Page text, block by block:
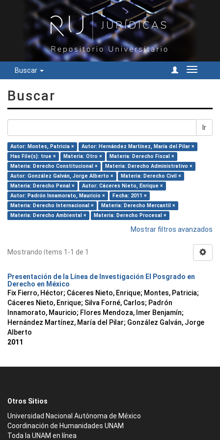
Buscar
Cambiar
Buscar
Ir
Autor: Montes, Patricia ×
Autor: Hernández Martínez, María del Pilar ×
Has File(s): true ×
Materia: Otro ×
Materia: Derecho Fiscal ×
Materia: Derecho Constitucional ×
Materia: Derecho Administrativo ×
Autor: González Galván, Jorge Alberto ×
Materia: Derecho Civil ×
Materia: Derecho Penal ×
Autor: Cáceres Nieto, Enrique ×
Autor: Padrón Innamorato, Mauricio ×
Fecha: 2011 ×
Materia: Derecho Internacional ×
Materia: Derecho Mercantil ×
Materia: Derecho Ambiental ×
Materia: Derecho Procesal ×
Mostrar filtros avanzados
Mostrando ítems 1-1 de 1
Presentación de la Línea de Investigación El Posgrado en
Derecho en México
Fix Fierro, Héctor; Cáceres Nieto, Enrique; Montes, Patricia;
Cáceres Nieto, Enrique; Silva Forné, Carlos; Padrón
Innamorato, Mauricio; Flores Mendoza, Imer Benjamín;
Hernández Martínez, María del Pilar; González Galván, Jorge
Alberto
2011
Otros Sitios
Universidad Nacional Autónoma de México
Coordinación de Humanidades UNAM
Toda la UNAM en línea